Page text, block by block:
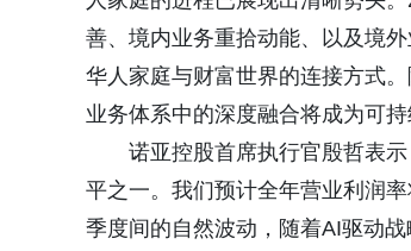
善、境内业务重拾动能、以及境
华人家庭与财富世界的连接方式
业务体系中的深度融合将成为可
诺亚控股首席执行官殷哲表
平之一。我们预计全年营业利润
季度间的自然波动，随着AI驱动